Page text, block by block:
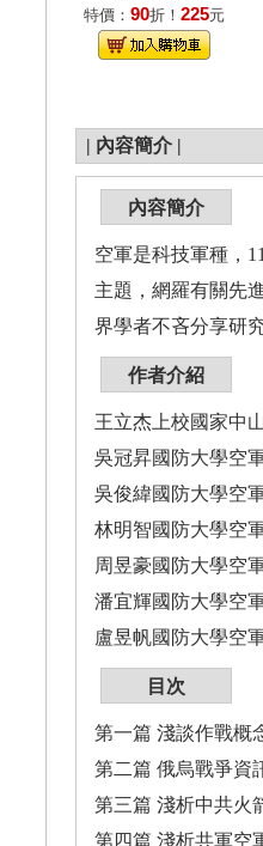
特價： 90折！ 225元
| 內容簡介 |
內容簡介
空軍是科技軍種，
主題，網羅有關先
界學者不吝分享研
作者介紹
王立杰上校國家中
吳冠昇國防大學空
吳俊緯國防大學空
林明智國防大學空
周昱豪國防大學空
潘宜輝國防大學空
盧昱帆國防大學空
目次
第一篇 淺談作戰概
第二篇 俄烏戰爭資
第三篇 淺析中共火
第四篇 淺析共軍空